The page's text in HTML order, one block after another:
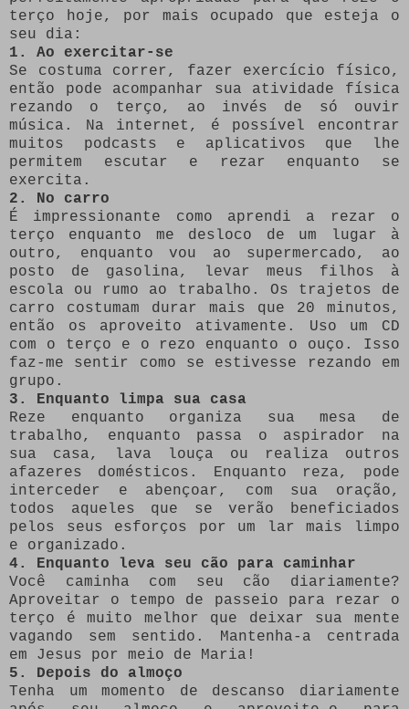
terço hoje, por mais ocupado que esteja o
seu dia:
1. Ao exercitar-se
Se costuma correr, fazer exercício físico,
então pode acompanhar sua atividade física
rezando o terço, ao invés de só ouvir
música. Na internet, é possível encontrar
muitos podcasts e aplicativos que lhe
permitem escutar e rezar enquanto se
exercita.
2. No carro
É impressionante como aprendi a rezar o
terço enquanto me desloco de um lugar à
outro, enquanto vou ao supermercado, ao
posto de gasolina, levar meus filhos à
escola ou rumo ao trabalho. Os trajetos de
carro costumam durar mais que 20 minutos,
então os aproveito ativamente. Uso um CD
com o terço e o rezo enquanto o ouço. Isso
faz-me sentir como se estivesse rezando em
grupo.
3. Enquanto limpa sua casa
Reze enquanto organiza sua mesa de
trabalho, enquanto passa o aspirador na
sua casa, lava louça ou realiza outros
afazeres domésticos. Enquanto reza, pode
interceder e abençoar, com sua oração,
todos aqueles que se verão beneficiados
pelos seus esforços por um lar mais limpo
e organizado.
4. Enquanto leva seu cão para caminhar
Você caminha com seu cão diariamente?
Aproveitar o tempo de passeio para rezar o
terço é muito melhor que deixar sua mente
vagando sem sentido. Mantenha-a centrada
em Jesus por meio de Maria!
5. Depois do almoço
Tenha um momento de descanso diariamente